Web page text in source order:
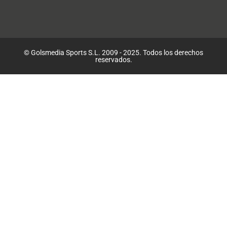
© Golsmedia Sports S.L. 2009 - 2025. Todos los derechos
reservados.